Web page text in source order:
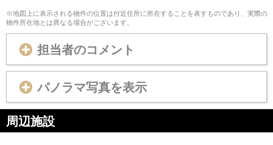
※地図上に表示される物件の位置は付近住所に所在することを表すものであり、実際の
物件所在地とは異なる場合がございます。
担当者のコメント
パノラマ写真を表示
周辺施設